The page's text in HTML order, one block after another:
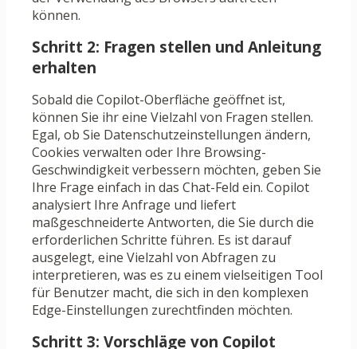
können.
Schritt 2: Fragen stellen und Anleitung
erhalten
Sobald die Copilot-Oberfläche geöffnet ist,
können Sie ihr eine Vielzahl von Fragen stellen.
Egal, ob Sie Datenschutzeinstellungen ändern,
Cookies verwalten oder Ihre Browsing-
Geschwindigkeit verbessern möchten, geben Sie
Ihre Frage einfach in das Chat-Feld ein. Copilot
analysiert Ihre Anfrage und liefert
maßgeschneiderte Antworten, die Sie durch die
erforderlichen Schritte führen. Es ist darauf
ausgelegt, eine Vielzahl von Abfragen zu
interpretieren, was es zu einem vielseitigen Tool
für Benutzer macht, die sich in den komplexen
Edge-Einstellungen zurechtfinden möchten.
Schritt 3: Vorschläge von Copilot